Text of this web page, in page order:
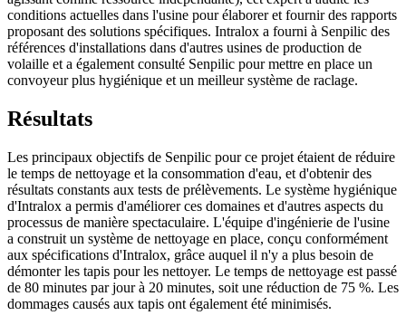
conditions actuelles dans l'usine pour élaborer et fournir des rapports
proposant des solutions spécifiques. Intralox a fourni à Senpilic des
références d'installations dans d'autres usines de production de
volaille et a également consulté Senpilic pour mettre en place un
convoyeur plus hygiénique et un meilleur système de raclage.
Résultats
Les principaux objectifs de Senpilic pour ce projet étaient de réduire
le temps de nettoyage et la consommation d'eau, et d'obtenir des
résultats constants aux tests de prélèvements. Le système hygiénique
d'Intralox a permis d'améliorer ces domaines et d'autres aspects du
processus de manière spectaculaire. L'équipe d'ingénierie de l'usine
a construit un système de nettoyage en place, conçu conformément
aux spécifications d'Intralox, grâce auquel il n'y a plus besoin de
démonter les tapis pour les nettoyer. Le temps de nettoyage est passé
de 80 minutes par jour à 20 minutes, soit une réduction de 75 %. Les
dommages causés aux tapis ont également été minimisés.